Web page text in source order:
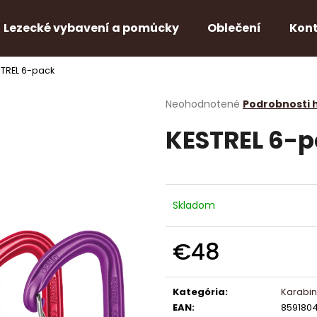
Lezecké vybavení a pomůcky Oblečení
6-pack
Priemerné
produktu
je
5
hviezdičiek.
Neohodnotené Podrobnosti
KESTREL 6-
Skladom
€48
cena:
Kategória:
EAN:
Čo potrebujete nájsť?
HĽADAŤ